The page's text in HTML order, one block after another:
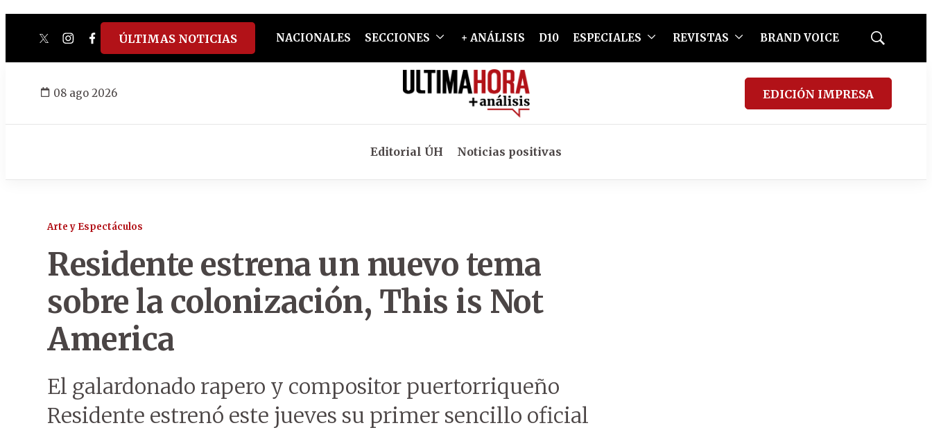
twitterinstagram
facebook
tiktokyoutube
spotify
ÚLTIMAS NOTICIAS NACIONALES SECCIONES + ANÁLISIS D10 ESPECIALES REVISTAS BRAND VOICE
Mostrar
08 ago 2026 EDICIÓN IMPRESA
Editorial ÚH Noticias positivas
Arte y Espectáculos
Residente estrena un nuevo tema
sobre la colonización, This is Not
America
El galardonado rapero y compositor puertorriqueño
Residente estrenó este jueves su primer sencillo oficial